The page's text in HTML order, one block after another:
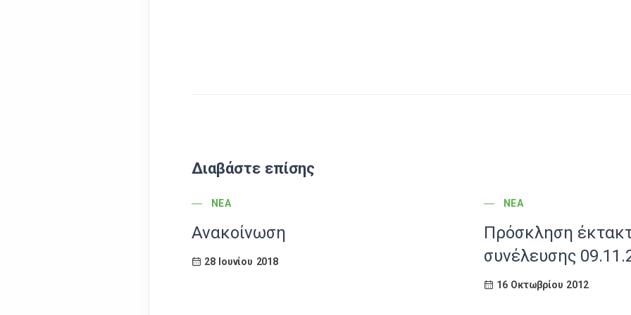
Διαβάστε επίσης
POST CATEGORY
ΝΈΑ
Ανακοίνωση
28 Ιουνίου 2018
POST CATEGORY
ΝΈΑ
Πρόσκληση
συνέλευσης
16 Οκτωβρίου 2012